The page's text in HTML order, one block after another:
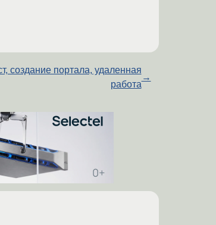
создание портала, удаленная
работа
→